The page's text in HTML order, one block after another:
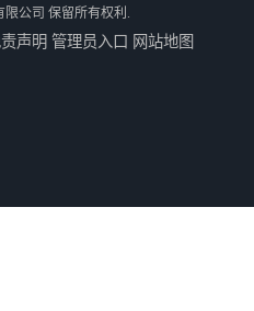
限公司 保留所有权利.
声明 管理员入口 网站地图